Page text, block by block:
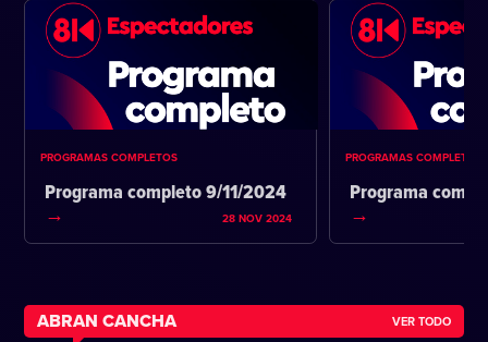
PROGRAMAS COMPLETOS
Programa completo 9/11/2024
28 NOV 2024
PROGRAMAS COMPLETOS
Programa
ABRAN CANCHA VER TODO